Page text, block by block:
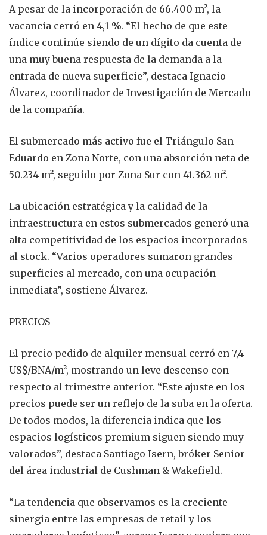
A pesar de la incorporación de 66.400 m², la
vacancia cerró en 4,1 %. “El hecho de que este
índice continúe siendo de un dígito da cuenta de
una muy buena respuesta de la demanda a la
entrada de nueva superficie”, destaca Ignacio
Álvarez, coordinador de Investigación de Mercado
de la compañía.
El submercado más activo fue el Triángulo San
Eduardo en Zona Norte, con una absorción neta de
50.234 m², seguido por Zona Sur con 41.362 m².
La ubicación estratégica y la calidad de la
infraestructura en estos submercados generó una
alta competitividad de los espacios incorporados
al stock. “Varios operadores sumaron grandes
superficies al mercado, con una ocupación
inmediata”, sostiene Álvarez.
PRECIOS
El precio pedido de alquiler mensual cerró en 7,4
US$/BNA/m², mostrando un leve descenso con
respecto al trimestre anterior. “Este ajuste en los
precios puede ser un reflejo de la suba en la oferta.
De todos modos, la diferencia indica que los
espacios logísticos premium siguen siendo muy
valorados”, destaca Santiago Isern, bróker Senior
del área industrial de Cushman & Wakefield.
“La tendencia que observamos es la creciente
sinergia entre las empresas de retail y los